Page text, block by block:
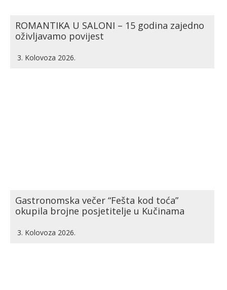
ROMANTIKA U SALONI – 15 godina zajedno
oživljavamo povijest
3. Kolovoza 2026.
Gastronomska večer “Fešta kod toća”
okupila brojne posjetitelje u Kučinama
3. Kolovoza 2026.